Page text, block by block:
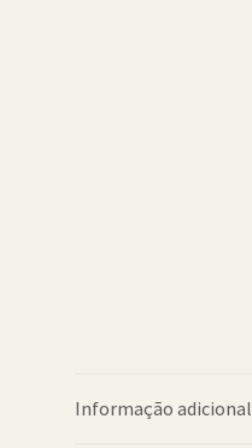
Informação adicional